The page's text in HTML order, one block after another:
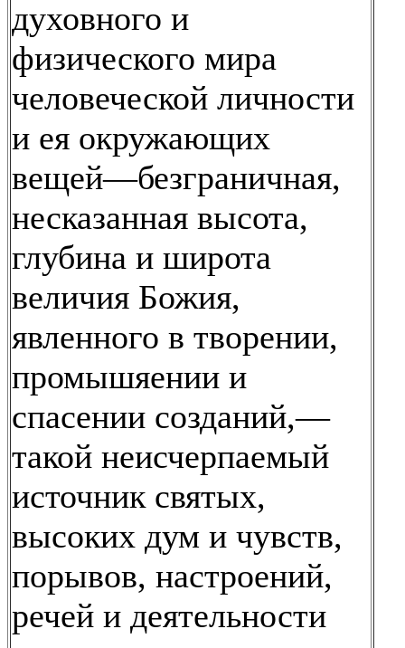
духовного и
физического мира
человеческой личности
и ея окружающих
вещей—безграничная,
несказанная высота,
глубина и широта
величия Божия,
явленного в творении,
промышяении и
спасении созданий,—
такой неисчерпаемый
источник святых,
высоких дум и чувств,
порывов, настроений,
речей и деятельности